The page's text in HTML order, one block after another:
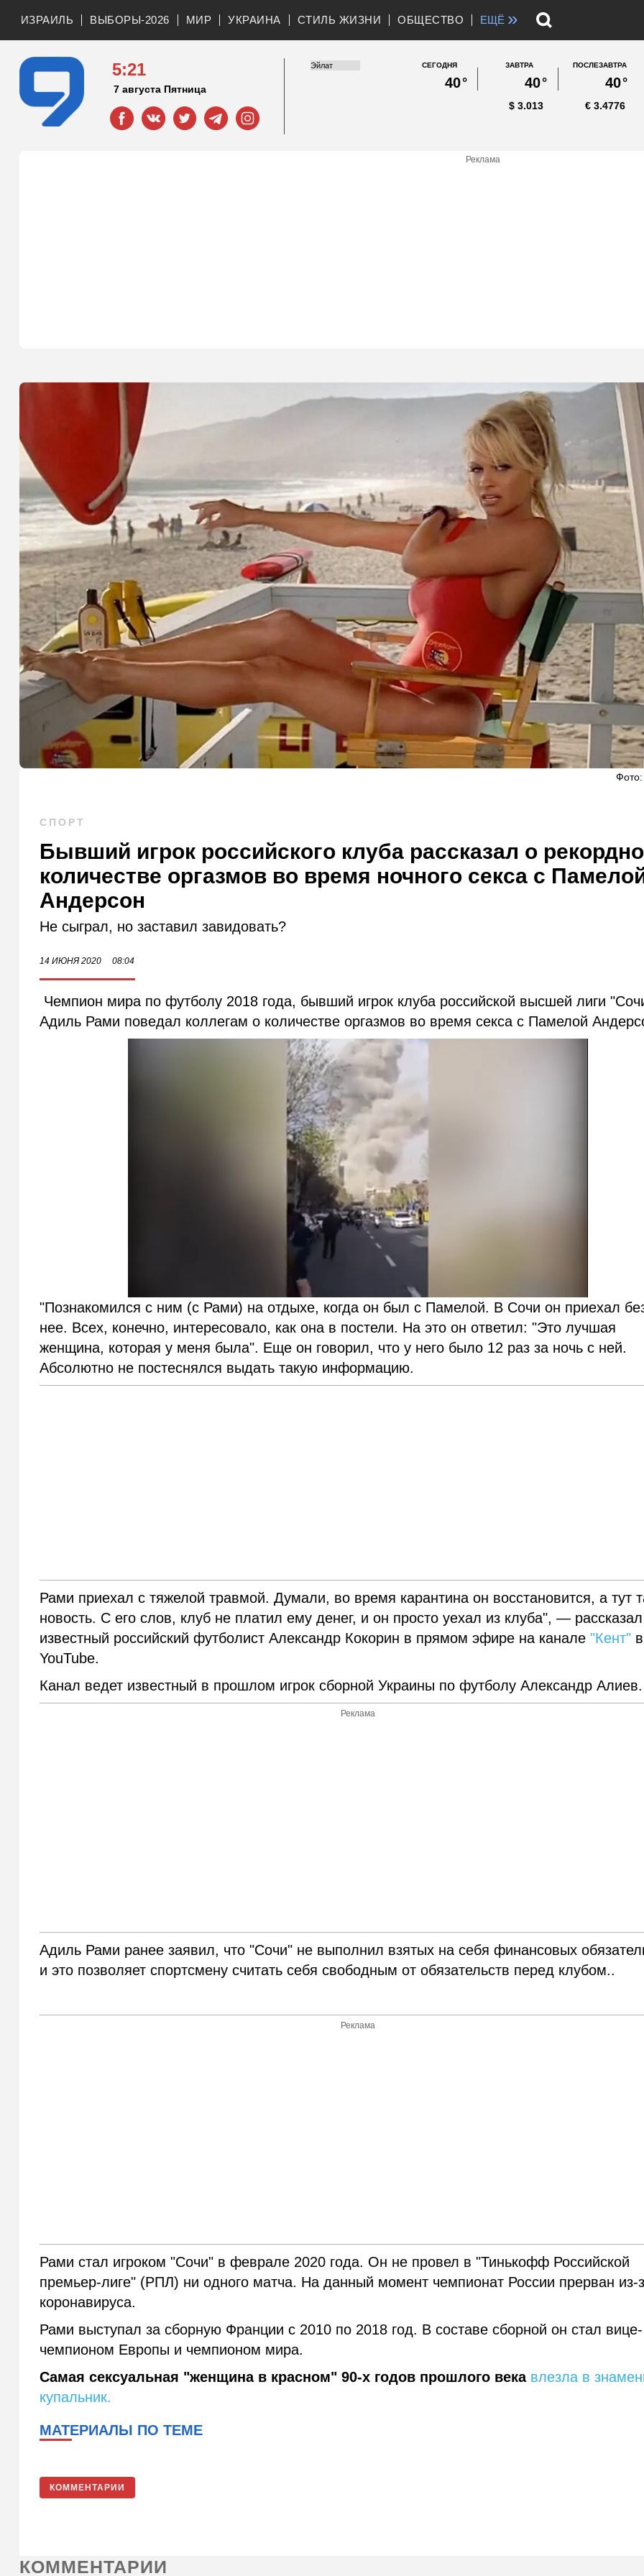
ИЗРАИЛЬ ВЫБОРЫ-2026 МИР УКРАИНА СТИЛЬ ЖИЗНИ ОБЩЕСТВО ЕЩЁ »
5:21
7 августа Пятница
СЕГОДНЯ
40°
ЗАВТРА
40°
ПОСЛЕЗАВТРА
40°
3.013
$ 3.4776
€
Реклама
Фото:
СПОРТ
Бывший игрок российского клуба рассказал о
количестве оргазмов во время ночного секса с
Андерсон
Не сыграл, но заставил завидовать?
14 ИЮНЯ 2020 08:04
Чемпион мира по футболу 2018 года, бывший игрок клуба российской высшей лиги
Адиль Рами поведал коллегам о количестве оргазмов во время секса с Памелой
"Познакомился с ним (с Рами) на отдыхе, когда он был с Памелой. В Сочи он приехал
нее. Всех, конечно, интересовало, как она в постели. На это он ответил: "Это лучшая
женщина, которая у меня была". Еще он говорил, что у него было 12 раз за ночь с ней.
Абсолютно не постеснялся выдать такую информацию.
Рами приехал с тяжелой травмой. Думали, во время карантина он восстановится, а тут
новость. С его слов, клуб не платил ему денег, и он просто уехал из клуба", — рассказал
известный российский футболист Александр Кокорин в прямом эфире на канале "Кент" в
YouTube.
Канал ведет известный в прошлом игрок сборной Украины по футболу Александр Алиев.
Реклама
Адиль Рами ранее заявил, что "Сочи" не выполнил взятых на себя финансовых
и это позволяет спортсмену считать себя свободным от обязательств перед клубом..
Реклама
Рами стал игроком "Сочи" в феврале 2020 года. Он не провел в "Тинькофф Российской
премьер-лиге" (РПЛ) ни одного матча. На данный момент чемпионат России прерван из-
коронавируса.
Рами выступал за сборную Франции с 2010 по 2018 год. В составе сборной он стал вице-
чемпионом Европы и чемпионом мира.
Самая сексуальная "женщина в красном" 90-х годов прошлого века влезла в
купальник.
МАТЕРИАЛЫ ПО ТЕМЕ
КОММЕНТАРИИ
КОММЕНТАРИИ